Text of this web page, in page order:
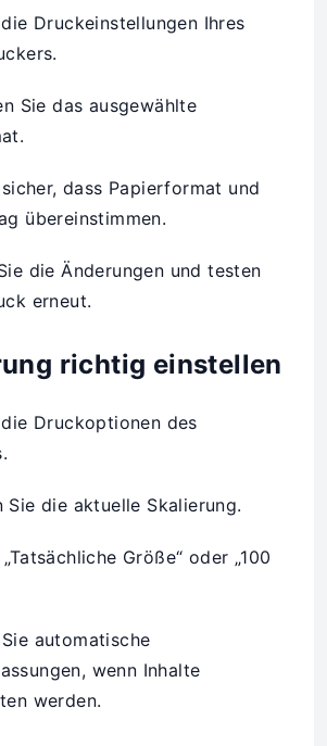
Druckeinstellungen Ihres
Sie das ausgewählte
dass Papierformat und
übereinstimmen.
die Änderungen und testen
erneut.
richtig einstellen
Druckoptionen des
Sie die aktuelle Skalierung.
Größe“ oder „100
automatische
wenn Inhalte
werden.